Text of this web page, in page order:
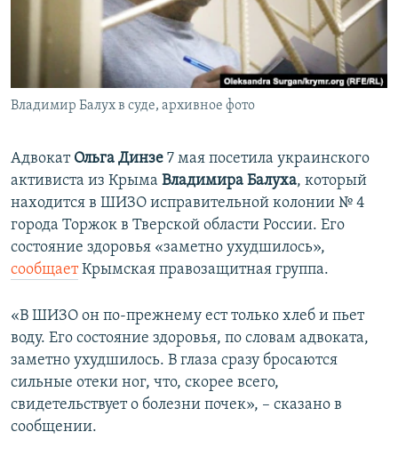
ПОБЕДИТЕЛЕЙ НЕ СУДЯТ?
КРЫМ.НЕПОКОРЕННЫЙ
УКРАИНСКАЯ ПРОБЛЕМА КРЫМА
ПРИСОЕДИНЯЙТЕСЬ!
Владимир Балух в суде, архивное фото
Адвокат Ольга Динзе 7 мая посетила украинского
активиста из Крыма Владимира Балуха, который
находится в ШИЗО​ исправительной колонии № 4
города Торжок в Тверской области России. Его
состояние здоровья «заметно ухудшилось»,
сообщаетКрымская правозащитная группа.
«В ШИЗО он по-прежнему ест только хлеб и пьет
воду. Его состояние здоровья, по словам адвоката,
заметно ухудшилось. В глаза сразу бросаются
сильные отеки ног, что, скорее всего,
свидетельствует о болезни почек», – сказано в
сообщении.